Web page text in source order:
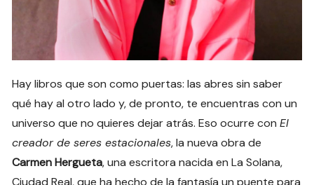
Hay libros que son como puertas: las abres sin saber
qué hay al otro lado y, de pronto, te encuentras con un
universo que no quieres dejar atrás. Eso ocurre conEl
creador de seres estacionales, la nueva obra de
Carmen Hergueta, una escritora nacida en La Solana,
Ciudad Real, que ha hecho de la fantasía un puente para